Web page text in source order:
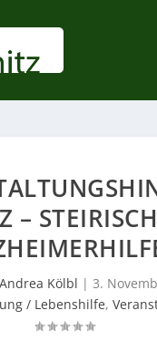
–
Andrea Kölbl | 3.
/ Lebenshilfe,